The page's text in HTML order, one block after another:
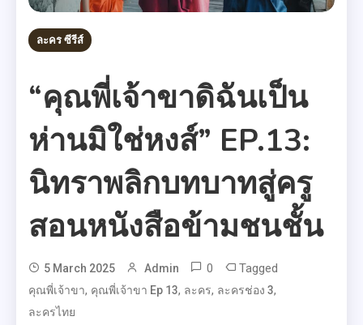
ละคร ซีรีส์
“คุณพี่เจ้าขาดิฉันเป็น
ห่านมิใช่หงส์” EP.13:
นิทราพลิกบทบาทสู่ครู
สอนหนังสือข้ามชนชั้น
5 March 2025 Admin 0 Tagged
คุณพี่เจ้าขา, คุณพี่เจ้าขา Ep 13, ละคร, ละครช่อง 3,
ละครไทย